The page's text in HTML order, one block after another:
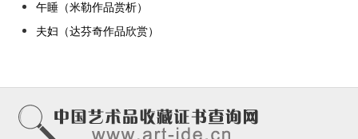
午睡（米勒作品赏析）
夫妇（达芬奇作品欣赏）